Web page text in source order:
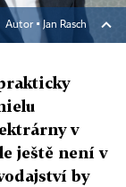
Autor ▪ Jan Rasch
v
ještě není v
by